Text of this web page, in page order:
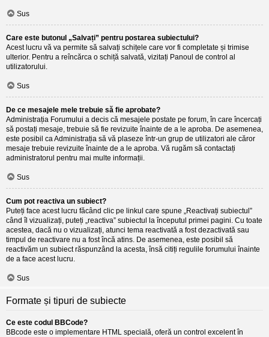
Sus
Care este butonul „Salvați” pentru postarea subiectului?
Acest lucru vă va permite să salvați schițele care vor fi completate și trimise
ulterior. Pentru a reîncărca o schiță salvată, vizitați Panoul de control al
utilizatorului.
Sus
De ce mesajele mele trebuie să fie aprobate?
Administrația Forumului a decis că mesajele postate pe forum, în care încercați
să postați mesaje, trebuie să fie revizuite înainte de a le aproba. De asemenea,
este posibil ca Administrația să vă plaseze într-un grup de utilizatori ale căror
mesaje trebuie revizuite înainte de a le aproba. Vă rugăm să contactați
administratorul pentru mai multe informații.
Sus
Cum pot reactiva un subiect?
Puteți face acest lucru făcând clic pe linkul care spune „Reactivați subiectul”
când îl vizualizați, puteți „reactiva” subiectul la începutul primei pagini. Cu toate
acestea, dacă nu o vizualizați, atunci tema reactivată a fost dezactivată sau
timpul de reactivare nu a fost încă atins. De asemenea, este posibil să
reactivăm un subiect răspunzând la acesta, însă citiți regulile forumului înainte
de a face acest lucru.
Sus
Formate și tipuri de subiecte
Ce este codul BBCode?
BBcode este o implementare HTML specială, oferă un control excelent în